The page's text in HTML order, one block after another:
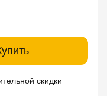
скидки